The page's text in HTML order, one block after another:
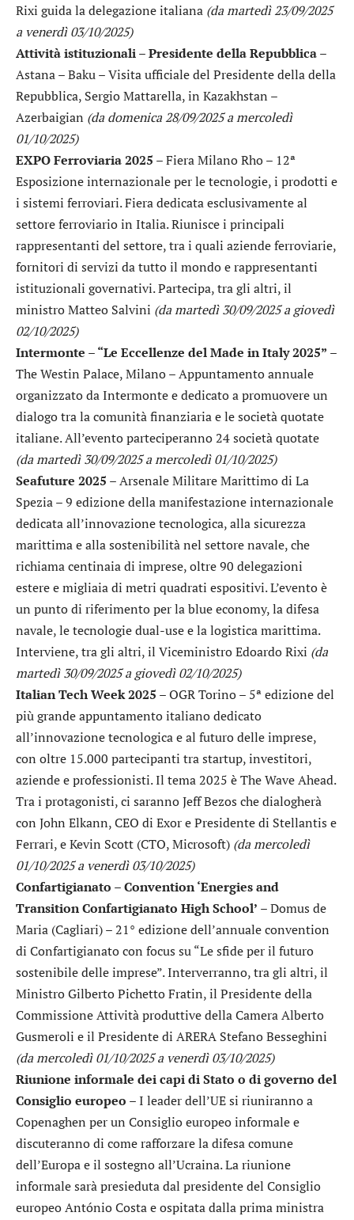
Rixi guida la delegazione italiana (da martedì 23/09/2025
a venerdì 03/10/2025)
Attività istituzionali – Presidente della Repubblica–
Astana – Baku – Visita ufficiale del Presidente della della
Repubblica, Sergio Mattarella, in Kazakhstan –
Azerbaigian (da domenica 28/09/2025 a mercoledì
01/10/2025)
EXPO Ferroviaria 2025 – Fiera Milano Rho – 12ª
Esposizione internazionale per le tecnologie, i prodotti e
i sistemi ferroviari. Fiera dedicata esclusivamente al
settore ferroviario in Italia. Riunisce i principali
rappresentanti del settore, tra i quali aziende ferroviarie,
fornitori di servizi da tutto il mondo e rappresentanti
istituzionali governativi. Partecipa, tra gli altri, il
ministro Matteo Salvini (da martedì 30/09/2025 a giovedì
02/10/2025)
Intermonte – “Le Eccellenze del Made in Italy 2025” –
The Westin Palace, Milano – Appuntamento annuale
organizzato da Intermonte e dedicato a promuovere un
dialogo tra la comunità finanziaria e le società quotate
italiane. All’evento parteciperanno 24 società quotate
(da martedì 30/09/2025 a mercoledì 01/10/2025)
Seafuture 2025 – Arsenale Militare Marittimo di La
Spezia – 9 edizione della manifestazione internazionale
dedicata all’innovazione tecnologica, alla sicurezza
marittima e alla sostenibilità nel settore navale, che
richiama centinaia di imprese, oltre 90 delegazioni
estere e migliaia di metri quadrati espositivi. L’evento è
un punto di riferimento per la blue economy, la difesa
navale, le tecnologie dual-use e la logistica marittima.
Interviene, tra gli altri, il Viceministro Edoardo Rixi (da
martedì 30/09/2025 a giovedì 02/10/2025)
Italian Tech Week 2025 – OGR Torino – 5ª edizione del
più grande appuntamento italiano dedicato
all’innovazione tecnologica e al futuro delle imprese,
con oltre 15.000 partecipanti tra startup, investitori,
aziende e professionisti. Il tema 2025 è The Wave Ahead.
Tra i protagonisti, ci saranno Jeff Bezos che dialogherà
con John Elkann, CEO di Exor e Presidente di Stellantis e
Ferrari, e Kevin Scott (CTO, Microsoft) (da mercoledì
01/10/2025 a venerdì 03/10/2025)
Confartigianato – Convention ‘Energies and
Transition Confartigianato High School’ – Domus de
Maria (Cagliari) – 21° edizione dell’annuale convention
di Confartigianato con focus su “Le sfide per il futuro
sostenibile delle imprese”. Interverranno, tra gli altri, il
Ministro Gilberto Pichetto Fratin, il Presidente della
Commissione Attività produttive della Camera Alberto
Gusmeroli e il Presidente di ARERA Stefano Besseghini
(da mercoledì 01/10/2025 a venerdì 03/10/2025)
Riunione informale dei capi di Stato o di governo del
Consiglio europeo – I leader dell’UE si riuniranno a
Copenaghen per un Consiglio europeo informale e
discuteranno di come rafforzare la difesa comune
dell’Europa e il sostegno all’Ucraina. La riunione
informale sarà presieduta dal presidente del Consiglio
europeo António Costa e ospitata dalla prima ministra